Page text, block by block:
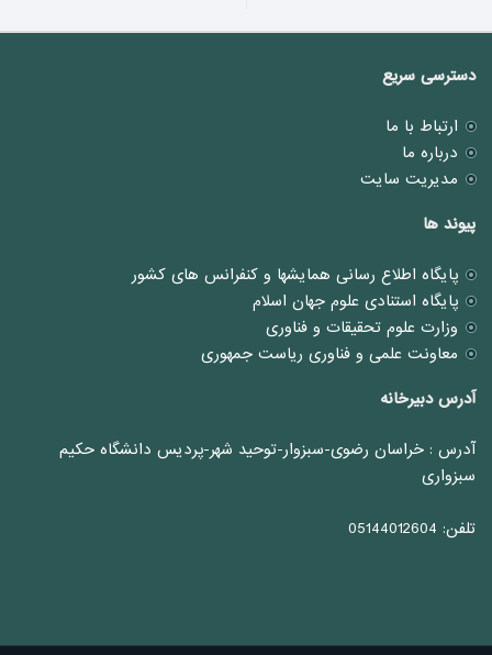
دسترسی سریع
ارتباط با ما
درباره ما
مدیریت سایت
پیوند ها
پایگاه اطلاع رسانی همایشها و کنفرانس های کشور
پایگاه استنادی علوم جهان اسلام
وزارت علوم تحقیقات و فناوری
معاونت علمی و فناوری ریاست جمهوری
آدرس دبیرخانه
آدرس : خراسان رضوی-سبزوار-توحید شهر-پردیس دانشگاه حکیم
سبزواری
تلفن: 05144012604